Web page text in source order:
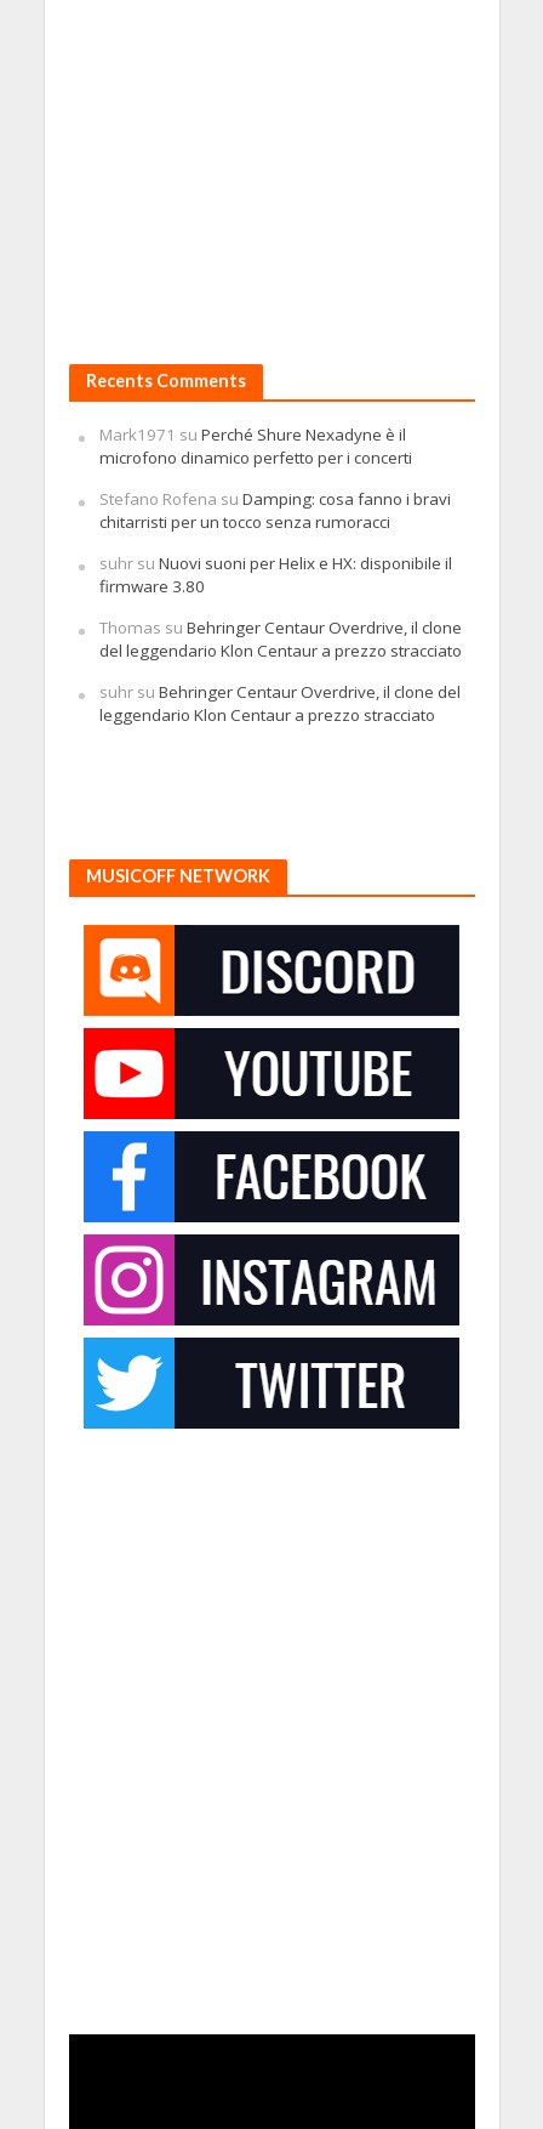
Recents Comments
Mark1971 su Perché Shure Nexadyne è il
microfono dinamico perfetto per i concerti
Stefano Rofena su Damping: cosa fanno i bravi
chitarristi per un tocco senza rumoracci
suhrsu Nuovi suoni per Helix e HX: disponibile il
firmware 3.80
Thomas su Behringer Centaur Overdrive, il clone
del leggendario Klon Centaur a prezzo stracciato
suhrsu Behringer Centaur Overdrive, il clone del
leggendario Klon Centaur a prezzo stracciato
MUSICOFF NETWORK